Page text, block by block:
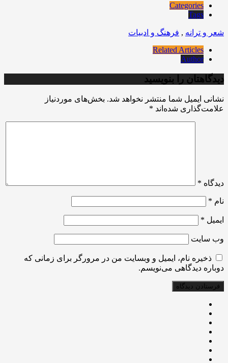
Categories
Tags
شعر و ترانه , فرهنگ و ادبیات
Related Articles
Author
دیدگاهتان را بنویسید
نشانی ایمیل شما منتشر نخواهد شد. بخش‌های موردنیاز
علامت‌گذاری شده‌اند *
دیدگاه *
نام *
ایمیل *
وب‌ سایت
ذخیره نام، ایمیل و وبسایت من در مرورگر برای زمانی که
دوباره دیدگاهی می‌نویسم.